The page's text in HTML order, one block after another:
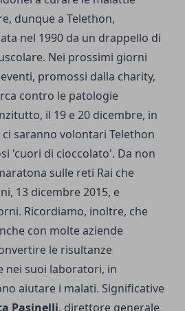
dunque a Telethon,
nel 1990 da un drappello di
Nei prossimi giorni
promossi dalla charity,
contro le patologie
il 19 e 20 dicembre, in
saranno volontari Telethon
'cuori di cioccolato'. Da non
sulle reti Rai che
13 dicembre 2015, e
Ricordiamo, inoltre, che
con molte aziende
le risultanze
nei suoi laboratori, in
aiutare i malati. Significative
Pasinelli, direttore generale